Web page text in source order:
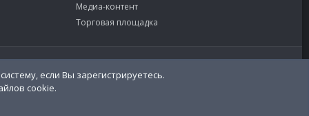
Медиа-контент
Торговая площадка
и правила Политика конфиденциальности
если Вы зарегистрируетесь.
cookie.